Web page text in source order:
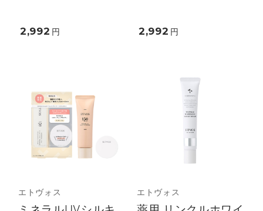
2,992 円 2,992 円
エトヴォス エトヴォス